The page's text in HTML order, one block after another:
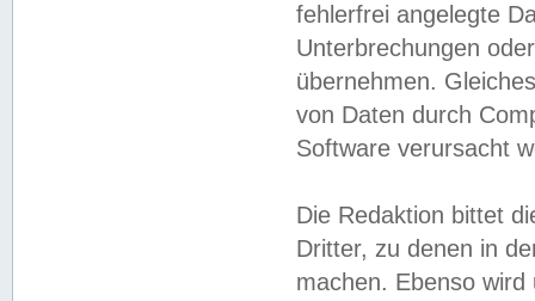
fehlerfrei angelegte
Unterbrechungen
übernehmen.
von Daten durch
Software verursacht
Die Redaktion bittet
Dritter, zu denen in
machen. Ebenso